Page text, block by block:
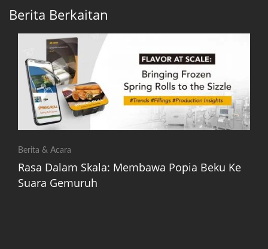
Berita Berkaitan
Berita & Acara
Rasa Dalam Skala: Membawa Popia Beku Ke
Suara Gemuruh